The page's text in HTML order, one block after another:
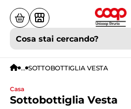
Cosa stai cercando?
... SOTTOBOTTIGLIA VESTA
casa
Sottobottiglia Vesta